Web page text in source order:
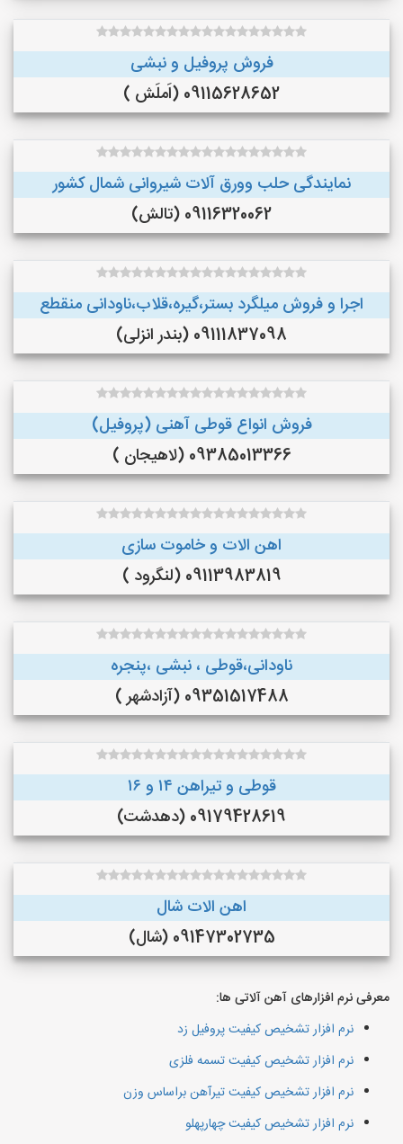
فروش پروفیل و نبشی
09115628652 (اَملَش )
نمایندگی حلب وورق آلات شیروانی شمال کشور
09116320062 (تالش)
اجرا و فروش میلگرد بستر،گیره،قلاب،ناودانی منقطع
09111837098 (بندر انزلی)
فروش انواع قوطی آهنی (پروفیل)
09385013366 (لاهیجان )
اهن الات و خاموت سازی
09113983819 (لنگرود )
ناودانی،قوطی ، نبشی ،پنجره
09351517488 (آزادشهر )
قوطی و تیراهن ۱۴ و ۱۶
09179428619 (دهدشت)
اهن الات شال
09147302735 (شال)
معرفی نرم افزارهای آهن آلاتی ها:
نرم افزار تشخیص کیفیت پروفیل زد
نرم افزار تشخیص کیفیت تسمه فلزی
نرم افزار تشخیص کیفیت تیرآهن براساس وزن
نرم افزار تشخیص کیفیت چهارپهلو